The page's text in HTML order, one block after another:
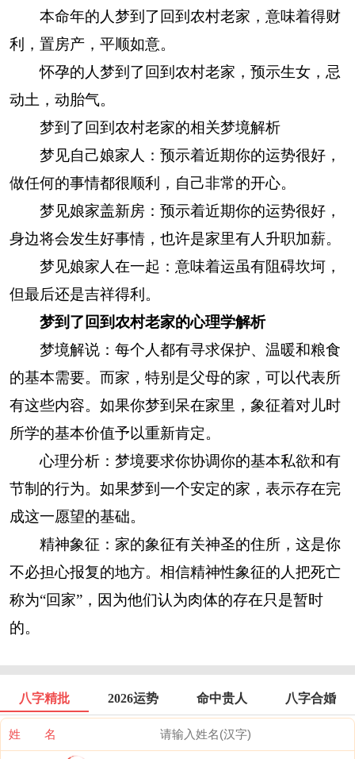
本命年的人梦到了回到农村老家，意味着得财
利，置房产，平顺如意。
怀孕的人梦到了回到农村老家，预示生女，忌
动土，动胎气。
梦到了回到农村老家的相关梦境解析
梦见自己娘家人：预示着近期你的运势很好，
做任何的事情都很顺利，自己非常的开心。
梦见娘家盖新房：预示着近期你的运势很好，
身边将会发生好事情，也许是家里有人升职加薪。
梦见娘家人在一起：意味着运虽有阻碍坎坷，
但最后还是吉祥得利。
梦到了回到农村老家的心理学解析
梦境解说：每个人都有寻求保护、温暖和粮食
的基本需要。而家，特别是父母的家，可以代表所
有这些内容。如果你梦到呆在家里，象征着对儿时
所学的基本价值予以重新肯定。
心理分析：梦境要求你协调你的基本私欲和有
节制的行为。如果梦到一个安定的家，表示存在完
成这一愿望的基础。
精神象征：家的象征有关神圣的住所，这是你
不必担心报复的地方。相信精神性象征的人把死亡
称为“回家”，因为他们认为肉体的存在只是暂时
的。
八字精批 2026运势 命中贵人 八字合婚
姓 名